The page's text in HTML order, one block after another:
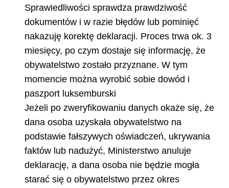
Sprawiedliwości sprawdza prawdziwość
dokumentów i w razie błędów lub pominięć
nakazuję korektę deklaracji. Proces trwa ok. 3
miesięcy, po czym dostaje się informację, że
obywatelstwo zostało przyznane. W tym
momencie można wyrobić sobie dowód i
paszport luksemburski
Jeżeli po zweryfikowaniu danych okaże się, że
dana osoba uzyskała obywatelstwo na
podstawie fałszywych oświadczeń, ukrywania
faktów lub nadużyć, Ministerstwo anuluje
deklarację, a dana osoba nie będzie mogła
starać się o obywatelstwo przez okres